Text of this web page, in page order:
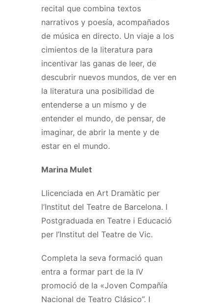
recital que combina textos
narrativos y poesía, acompañados
de música en directo. Un viaje a los
cimientos de la literatura para
incentivar las ganas de leer, de
descubrir nuevos mundos, de ver en
la literatura una posibilidad de
entenderse a un mismo y de
entender el mundo, de pensar, de
imaginar, de abrir la mente y de
estar en el mundo.
Marina Mulet
Llicenciada en Art Dramàtic per
l’Institut del Teatre de Barcelona. I
Postgraduada en Teatre i Educació
per l’Institut del Teatre de Vic.
Completa la seva formació quan
entra a formar part de la IV
promoció de la «Joven Compañía
Nacional de Teatro Clásico”. I